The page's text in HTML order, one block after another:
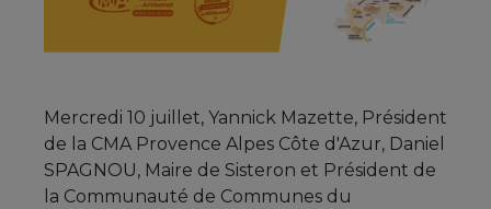
Mercredi 10 juillet, Yannick Mazette, Président
de la CMA Provence Alpes Côte d'Azur, Daniel
SPAGNOU, Maire de Sisteron et Président de
la Communauté de Communes du